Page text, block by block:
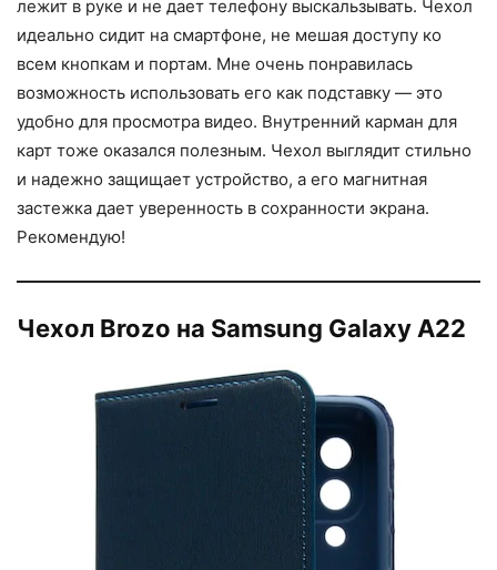
лежит в руке и не дает телефону выскальзывать. Чехол
идеально сидит на смартфоне, не мешая доступу ко
всем кнопкам и портам. Мне очень понравилась
возможность использовать его как подставку — это
удобно для просмотра видео. Внутренний карман для
карт тоже оказался полезным. Чехол выглядит стильно
и надежно защищает устройство, а его магнитная
застежка дает уверенность в сохранности экрана.
Рекомендую!
Чехол Brozo на Samsung Galaxy A22